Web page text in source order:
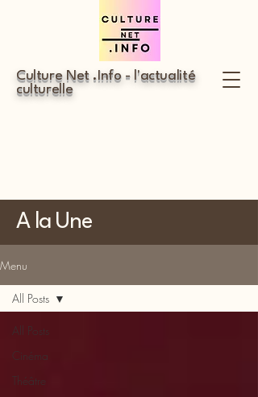
Culture Net .Info - l'actualité
culturelle
A la Une
Menu
All Posts
Cinéma
Théâtre
All Posts